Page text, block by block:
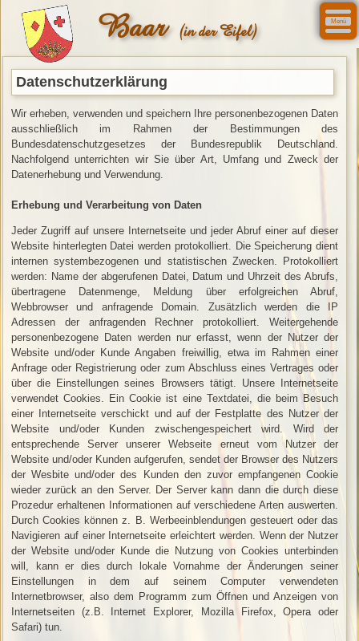
Menü
Baar (in der Eifel)
Datenschutzerklärung
Wir erheben, verwenden und speichern Ihre personenbezogenen Daten
ausschließlich im Rahmen der Bestimmungen des
Bundesdatenschutzgesetzes der Bundesrepublik Deutschland.
Nachfolgend unterrichten wir Sie über Art, Umfang und Zweck der
Datenerhebung und Verwendung.
Erhebung und Verarbeitung von Daten
Jeder Zugriff auf unsere Internetseite und jeder Abruf einer auf dieser
Website hinterlegten Datei werden protokolliert. Die Speicherung dient
internen systembezogenen und statistischen Zwecken. Protokolliert
werden: Name der abgerufenen Datei, Datum und Uhrzeit des Abrufs,
übertragene Datenmenge, Meldung über erfolgreichen Abruf,
Webbrowser und anfragende Domain. Zusätzlich werden die IP
Adressen der anfragenden Rechner protokolliert. Weitergehende
personenbezogene Daten werden nur erfasst, wenn der Nutzer der
Website und/oder Kunde Angaben freiwillig, etwa im Rahmen einer
Anfrage oder Registrierung oder zum Abschluss eines Vertrages oder
über die Einstellungen seines Browsers tätigt. Unsere Internetseite
verwendet Cookies. Ein Cookie ist eine Textdatei, die beim Besuch
einer Internetseite verschickt und auf der Festplatte des Nutzer der
Website und/oder Kunden zwischengespeichert wird. Wird der
entsprechende Server unserer Webseite erneut vom Nutzer der
Website und/oder Kunden aufgerufen, sendet der Browser des Nutzers
der Wesbite und/oder des Kunden den zuvor empfangenen Cookie
wieder zurück an den Server. Der Server kann dann die durch diese
Prozedur erhaltenen Informationen auf verschiedene Arten auswerten.
Durch Cookies können z. B. Werbeeinblendungen gesteuert oder das
Navigieren auf einer Internetseite erleichtert werden. Wenn der Nutzer
der Website und/oder Kunde die Nutzung von Cookies unterbinden
will, kann er dies durch lokale Vornahme der Änderungen seiner
Einstellungen in dem auf seinem Computer verwendeten
Internetbrowser, also dem Programm zum Öffnen und Anzeigen von
Internetseiten (z.B. Internet Explorer, Mozilla Firefox, Opera oder
Safari) tun.